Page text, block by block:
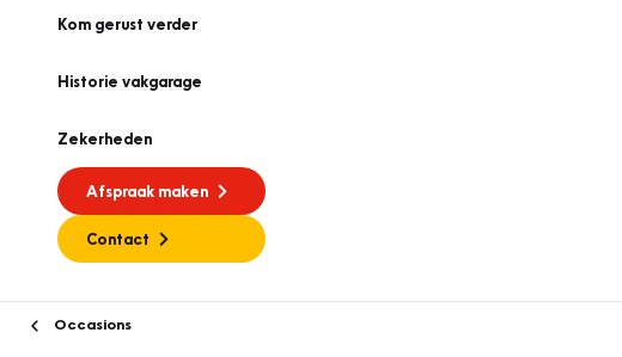
Kom gerust verder
Historie vakgarage
Zekerheden
Afspraak maken
Contact
Occasions